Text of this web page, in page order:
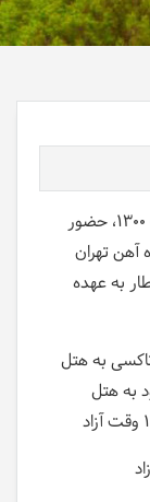
حرکت قطار از تهران به وان در ساعت 1300، حضور
تهران
به عهده
ترانسفربا تاکسی به هتل
به هتل